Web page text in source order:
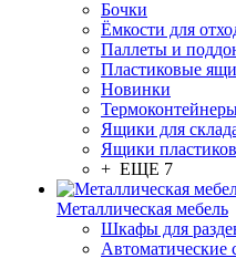
Бочки
Ёмкости для
Паллеты и
Пластиковые
Новинки
Ящики для
Ящики
+ ЕЩЕ 7
Металлическая мебель
Шкафы для
Автоматические